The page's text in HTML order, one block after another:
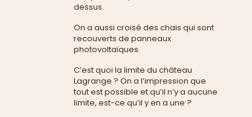
dessus.
On a aussi croisé des chais qui sont
recouverts de panneaux
photovoltaïques.
C’est quoi la limite du château
Lagrange ? On a l’impression que
tout est possible et qu’il n’y a aucune
limite, est-ce qu’il y en a une ?